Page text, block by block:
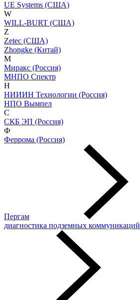
UE Systems (США)
W
WILL-BURT (США)
Z
Zetec (США)
Zhongke (Китай)
М
Миракс (Россия)
МНПО Спектр
Н
НИИИН Технологии (Россия)
НПО Вымпел
С
СКБ ЭП (Россия)
Ф
Феррома (Россия)
Пергам
диагностика подземных коммуникаций